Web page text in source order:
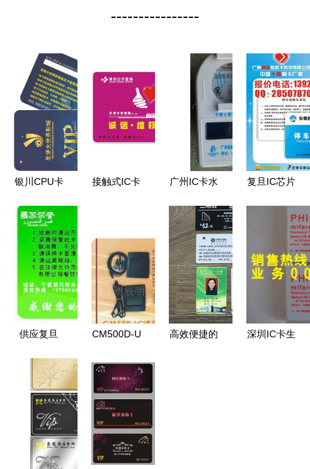
----------------
银川CPU卡
科技与关怀
并存的IC卡
智能解决方
案
接触式IC卡
厂生产到价
格解析
广州IC卡水
应 专业厂
家助力智慧
用水管理
复旦IC芯片
指南与批发
行情解析
供应复旦
国产SLEIC
卡——安全
防护与身份
核验的新一
代方案
CM500D-U
写器 15693
协议与安全
防护结合的
工业级解决
方案
高效便捷的
深圳IC卡生